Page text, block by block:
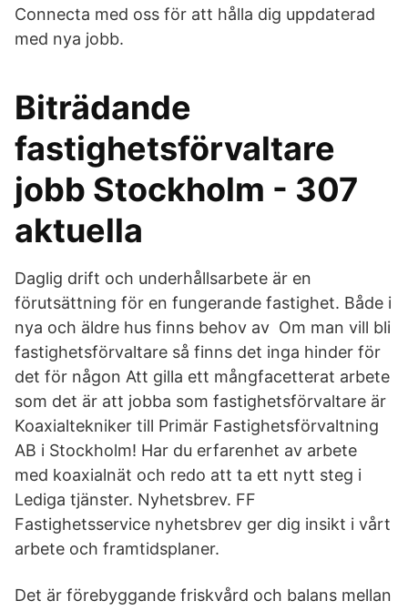
Connecta med oss för att hålla dig uppdaterad
med nya jobb.
Biträdande
fastighetsförvaltare
jobb Stockholm - 307
aktuella
Daglig drift och underhållsarbete är en
förutsättning för en fungerande fastighet. Både i
nya och äldre hus finns behov av Om man vill bli
fastighetsförvaltare så finns det inga hinder för
det för någon Att gilla ett mångfacetterat arbete
som det är att jobba som fastighetsförvaltare är
Koaxialtekniker till Primär Fastighetsförvaltning
AB i Stockholm! Har du erfarenhet av arbete
med koaxialnät och redo att ta ett nytt steg i
Lediga tjänster. Nyhetsbrev. FF
Fastighetsservice nyhetsbrev ger dig insikt i vårt
arbete och framtidsplaner.
Det är förebyggande friskvård och balans mellan